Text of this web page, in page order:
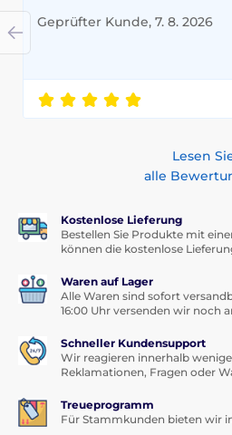
Geprüfter Kunde, 7. 8. 2026
Lesen
alle
Kostenlose Lieferung
Bestellen Sie Produkte mit
können die kostenlose
Waren auf Lager
Alle Waren sind sofort
16:00 Uhr versenden wir noch
Schneller Kundensupport
Wir reagieren innerhalb
Reklamationen, Fragen oder
Treueprogramm
Für Stammkunden bieten wir